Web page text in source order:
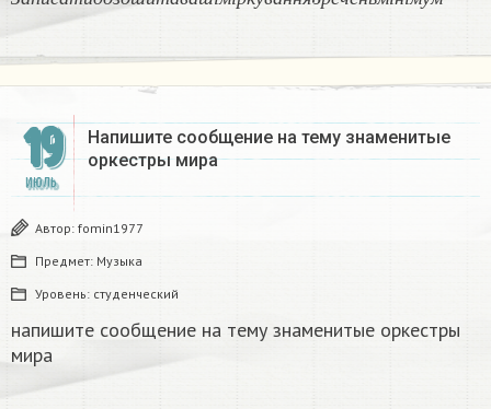
З а п и с а т и д о з о ш и т а в а ш ім і р к у в а н ня ре ченьм ін ім ум
19
ИЮЛЬ
Напишите сообщение на тему знаменитые
оркестры мира
Автор: fomin1977
Предмет: Музыка
Уровень: студенческий
напишите сообщение на тему знаменитые оркестры
мира